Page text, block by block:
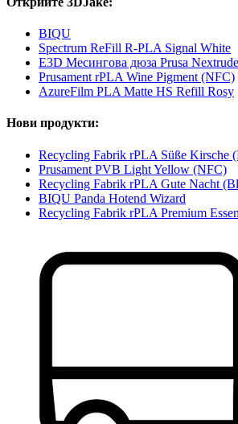
BIQU
Spectrum ReFill R-PLA Signal White
E3D Месингова дюза Prusa
Prusament rPLA Wine Pigment (NFC)
AzureFilm PLA Matte HS Refill Rosy
Нови продукти:
Recycling Fabrik rPLA Süße Kirsche
Prusament PVB Light Yellow (NFC)
Recycling Fabrik rPLA Gute Nacht
BIQU Panda Hotend Wizard
Recycling Fabrik rPLA Premium